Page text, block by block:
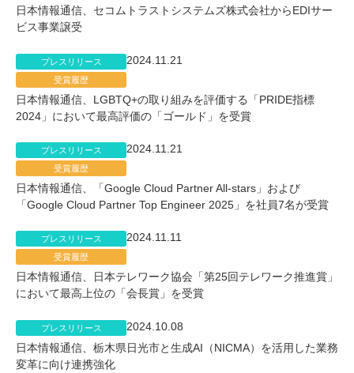
日本情報通信、セコムトラストシステムズ株式会社からEDIサー
ビス事業譲受
プレスリリース
受賞履歴
2024.11.21
日本情報通信、LGBTQ+の取り組みを評価する「PRIDE指標
2024」において最高評価の「ゴールド」を受賞
プレスリリース
受賞履歴
2024.11.21
日本情報通信、「Google Cloud Partner All-stars」および
「Google Cloud Partner Top Engineer 2025」を社員7名が受賞
プレスリリース
受賞履歴
2024.11.11
日本情報通信、日本テレワーク協会「第25回テレワーク推進賞」
において最高上位の「会長賞」を受賞
プレスリリース
2024.10.08
日本情報通信、栃木県日光市と生成AI（NICMA）を活用した業務
変革に向け連携強化